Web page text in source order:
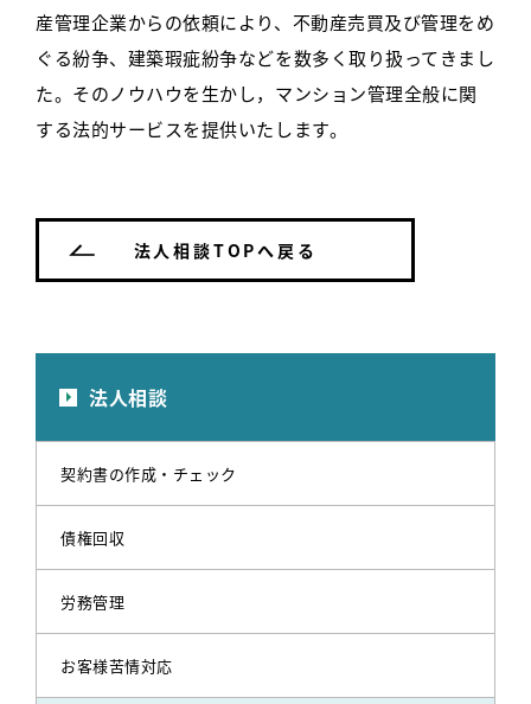
産管理企業からの依頼により、不動産売買及び管理をめ
ぐる紛争、建築瑕疵紛争などを数多く取り扱ってきまし
た。そのノウハウを生かし，マンション管理全般に関
する法的サービスを提供いたします。
法人相談TOPへ戻る
法人相談
契約書の作成・チェック
債権回収
労務管理
お客様苦情対応